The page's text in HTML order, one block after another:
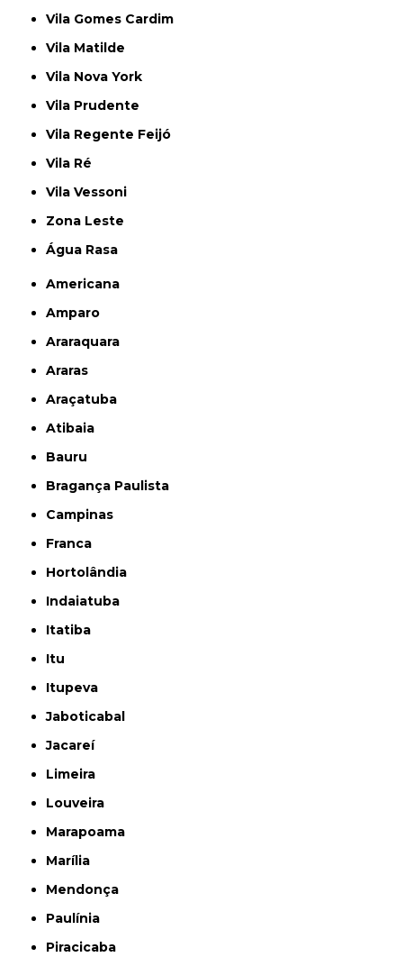
Vila Gomes Cardim
Vila Matilde
Vila Nova York
Vila Prudente
Vila Regente Feijó
Vila Ré
Vila Vessoni
Zona Leste
Água Rasa
Americana
Amparo
Araraquara
Araras
Araçatuba
Atibaia
Bauru
Bragança Paulista
Campinas
Franca
Hortolândia
Indaiatuba
Itatiba
Itu
Itupeva
Jaboticabal
Jacareí
Limeira
Louveira
Marapoama
Marília
Mendonça
Paulínia
Piracicaba